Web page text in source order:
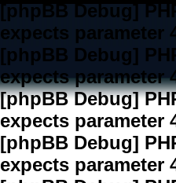
[phpBB Debug]
expects
[phpBB Debug]
expects
[phpBB Debug]
expects
[phpBB Debug]
expects